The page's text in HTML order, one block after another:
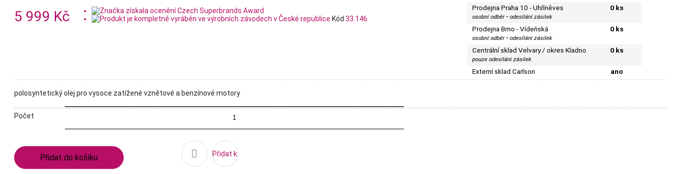
5 999 Kč Kód 33.146
Prodejna Praha 10 - Uhříněves
osobní odběr • odesílání zásilek
0 ks
Prodejna Brno - Vídeňská
osobní odběr • odesílání zásilek
0 ks
Centrální sklad Velvary / okres Kladno
pouze odesílání zásilek
0 ks
Externí sklad Carlson ano
polosyntetický olej pro vysoce zatížené vznětové a benzínové motory
Počet
Přidat do košíku  Přidat k